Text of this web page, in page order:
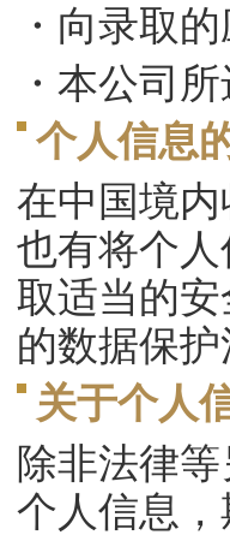
・向录取
・本公司
个人信息
在中国境
也有将个
取适当的
的数据保
关于个人
除非法律
个人信息